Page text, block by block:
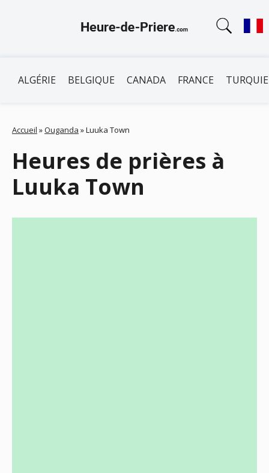
ALGÉRIE BELGIQUE CANADA FRANCE TURQUIE
Accueil »Ouganda »Luuka Town
Heures de prières à
Luuka Town